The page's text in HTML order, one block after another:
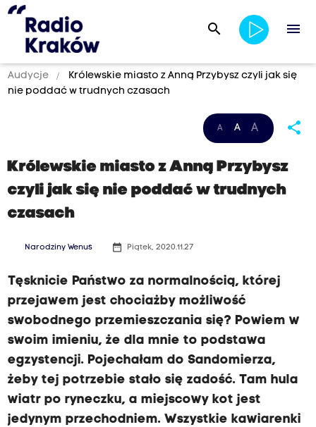
search menu
Audycje
Królewskie miasto z Anną Przybysz czyli jak się
nie poddać w trudnych czasach
A A A share
Królewskie miasto z Anną Przybysz
czyli jak się nie poddać w trudnych
czasach
Narodziny Wenus date_range Piątek, 2020.11.27
Tęsknicie Państwo za normalnością, której
przejawem jest chociażby możliwość
swobodnego przemieszczania się? Powiem w
swoim imieniu, że dla mnie to podstawa
egzystencji. Pojechałam do Sandomierza,
żeby tej potrzebie stało się zadość. Tam hula
wiatr po ryneczku, a miejscowy kot jest
jedynym przechodniem. Wszystkie kawiarenki